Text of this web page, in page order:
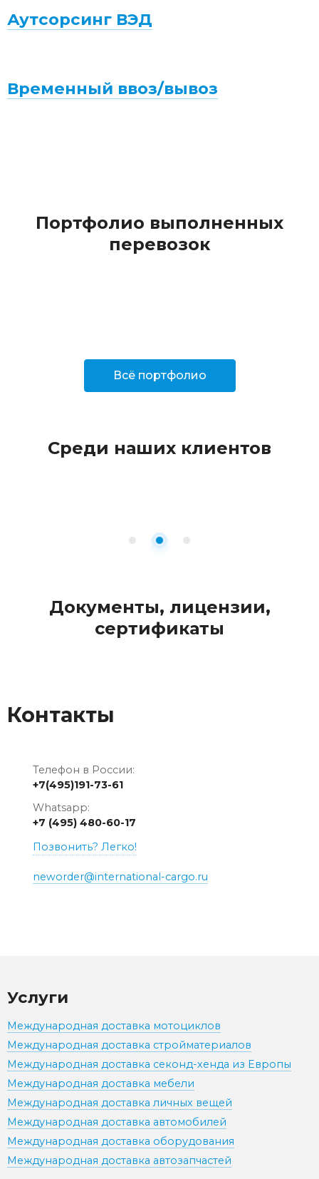
Аутсорсинг ВЭД
Временный ввоз/вывоз
Портфолио выполненных
перевозок
Всё портфолио
Среди наших клиентов
Документы, лицензии,
сертификаты
Контакты
Телефон в России:
+7(495)191-73-61
Whatsapp:
+7 (495) 480-60-17
Позвонить? Легко!
neworder@international-cargo.ru
Услуги
Международная доставка мотоциклов
Международная доставка стройматериалов
Международная доставка секонд-хенда из Европы
Международная доставка мебели
Международная доставка личных вещей
Международная доставка автомобилей
Международная доставка оборудования
Международная доставка автозапчастей